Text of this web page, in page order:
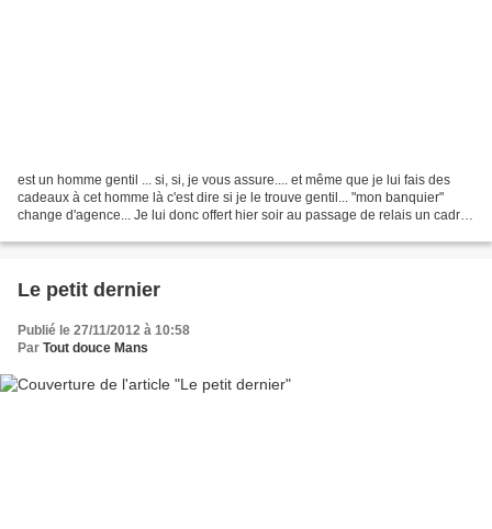
est un homme gentil ... si, si, je vous assure.... et même que je lui fais des
cadeaux à cet homme là c'est dire si je le trouve gentil... "mon banquier"
change d'agence... Je lui donc offert hier soir au passage de relais un cadre
Le petit dernier
Publié le 27/11/2012 à 10:58
Par Tout douce Mans